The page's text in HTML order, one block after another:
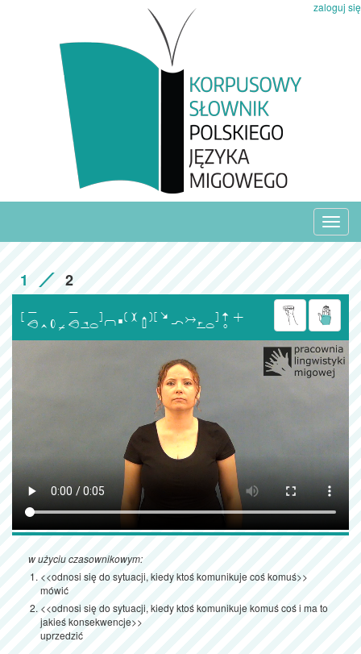
zaloguj się
1 2

w użyciu czasownikowym:
<<odnosi się do sytuacji, kiedy ktoś komunikuje coś komuś>>
mówić
<<odnosi się do sytuacji, kiedy ktoś komunikuje komuś coś i ma to
jakieś konsekwencje>>
uprzedzić